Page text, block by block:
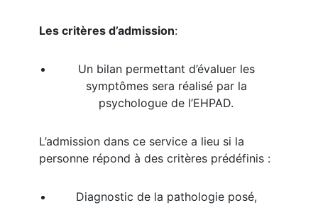
Les critères d’admission:
Un bilan permettant d’évaluer les
symptômes sera réalisé par la
psychologue de l’EHPAD.
L’admission dans ce service a lieu si la
personne répond à des critères prédéfinis :
Diagnostic de la pathologie posé,